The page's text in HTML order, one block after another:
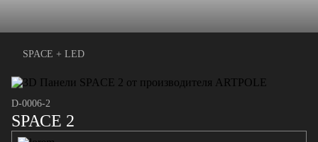
SPACE + LED
D-0006-2
SPACE 2